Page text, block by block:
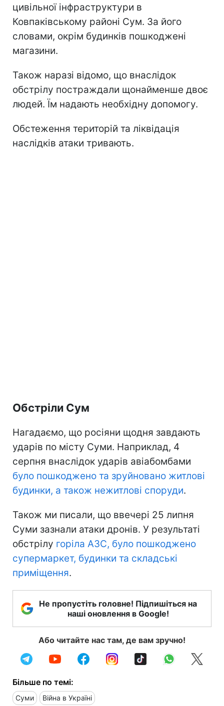
цивільної інфраструктури в
Ковпаківському районі Сум. За його
словами, окрім будинків пошкоджені
магазини.
Також наразі відомо, що внаслідок
обстрілу постраждали щонайменше двоє
людей. Їм надають необхідну допомогу.
Обстеження територій та ліквідація
наслідків атаки тривають.
Обстріли Сум
Нагадаємо, що росіяни щодня завдають
ударів по місту Суми. Наприклад, 4
серпня внаслідок ударів авіабомбами
було пошкоджено та зруйновано житлові
будинки, а також нежитлові споруди.
Також ми писали, що ввечері 25 липня
Суми зазнали атаки дронів. У результаті
обстрілу горіла АЗС, було пошкоджено
супермаркет, будинки та складські
приміщення.
Не пропустіть головне! Підпишіться на
наші оновлення в Google!
Або читайте нас там, де вам зручно!
Більше по темі:
Суми Війна в Україні